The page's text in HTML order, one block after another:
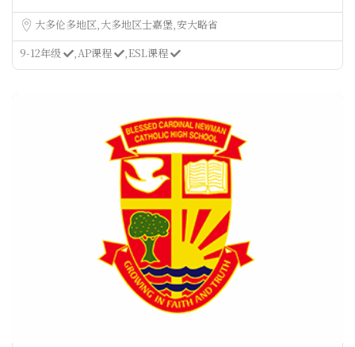
大多伦多地区大多地区士嘉堡安大略省
9-12年级
AP课程 ESL课程